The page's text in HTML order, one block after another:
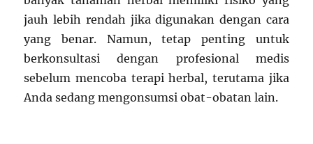
jauh lebih rendah jika digunakan dengan cara
yang benar. Namun, tetap penting untuk
berkonsultasi dengan profesional medis
sebelum mencoba terapi herbal, terutama jika
Anda sedang mengonsumsi obat-obatan lain.